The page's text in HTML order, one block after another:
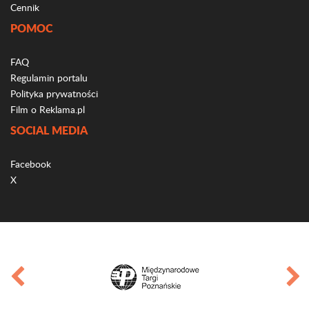
Cennik
POMOC
FAQ
Regulamin portalu
Polityka prywatności
Film o Reklama.pl
SOCIAL MEDIA
Facebook
X